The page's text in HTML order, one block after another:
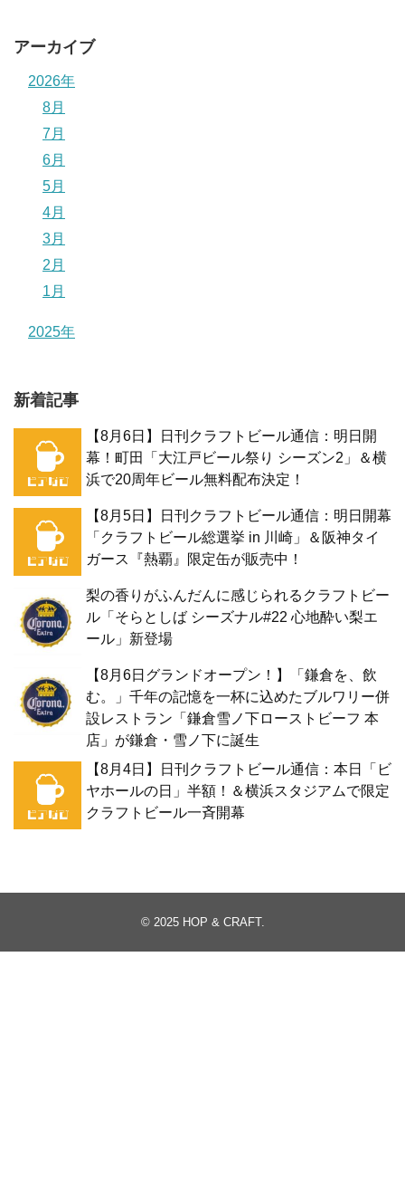
アーカイブ
2026年
8月
7月
6月
5月
4月
3月
2月
1月
2025年
新着記事
【8月6日】日刊クラフトビール通信：明日開
幕！町田「大江戸ビール祭り シーズン2」＆横
浜で20周年ビール無料配布決定！
【8月5日】日刊クラフトビール通信：明日開幕
「クラフトビール総選挙 in 川崎」＆阪神タイ
ガース『熱覇』限定缶が販売中！
梨の香りがふんだんに感じられるクラフトビー
ル「そらとしば シーズナル#22 心地酔い梨エ
ール」新登場
【8月6日グランドオープン！】「鎌倉を、飲
む。」千年の記憶を一杯に込めたブルワリー併
設レストラン「鎌倉雪ノ下ローストビーフ 本
店」が鎌倉・雪ノ下に誕生
【8月4日】日刊クラフトビール通信：本日「ビ
ヤホールの日」半額！＆横浜スタジアムで限定
クラフトビール一斉開幕
© 2025 HOP & CRAFT.